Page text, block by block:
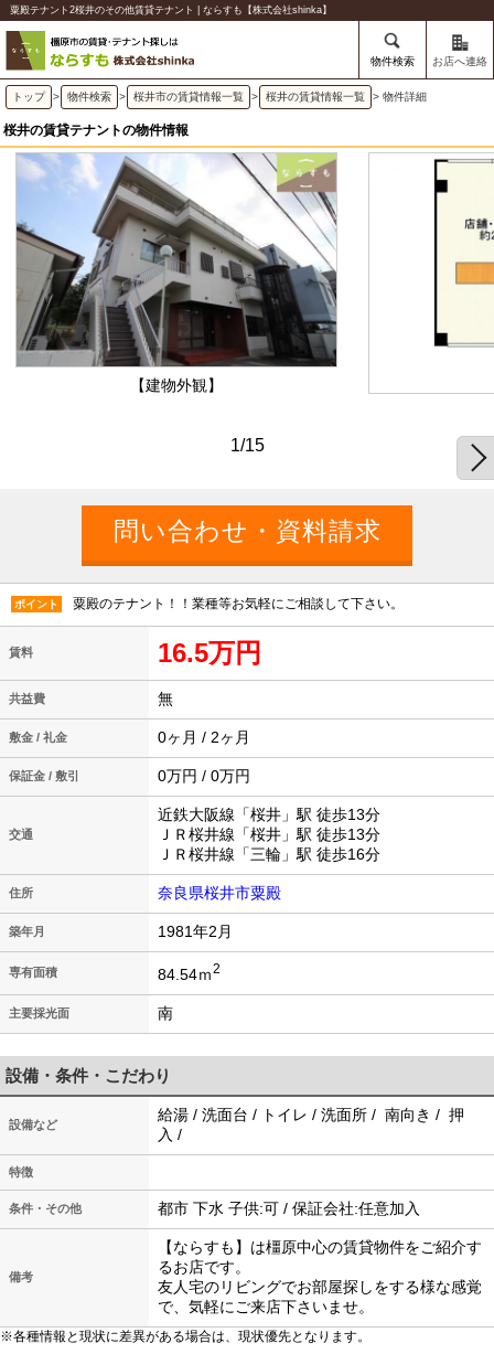
粟殿テナント2桜井のその他賃貸テナント | ならすも【株式会社shinka】
物件検索 お店へ連絡
トップ > 物件検索 > 桜井市の賃貸情報一覧 > 桜井の賃貸情報一覧 > 物件詳細
桜井の賃貸テナントの物件情報
【建物外観】
1/15
ポイント 粟殿のテナント！！業種等お気軽にご相談して下さい。
賃料 16.5万円
共益費 無
敷金 / 礼金 0ヶ月 / 2ヶ月
保証金 / 敷引 0万円 / 0万円
交通
近鉄大阪線「桜井」駅 徒歩13分
ＪＲ桜井線「桜井」駅 徒歩13分
ＪＲ桜井線「三輪」駅 徒歩16分
住所 奈良県桜井市粟殿
築年月 1981年2月
専有面積 84.54ｍ2
主要採光面 南
設備・条件・こだわり
設備など
給湯 / 洗面台 / トイレ / 洗面所 / 南向き / 押
入 /
特徴
条件・その他 都市 下水 子供:可 / 保証会社:任意加入
備考
【ならすも】は橿原中心の賃貸物件をご紹介す
るお店です。
友人宅のリビングでお部屋探しをする様な感覚
で、気軽にご来店下さいませ。
※各種情報と現状に差異がある場合は、現状優先となります。